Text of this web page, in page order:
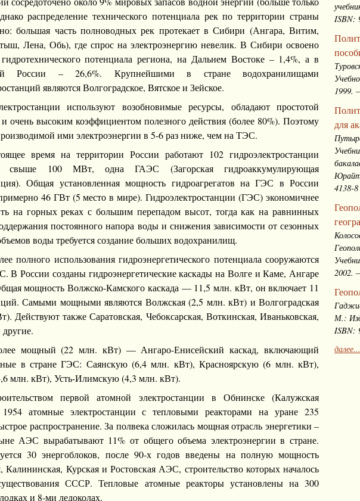
распределение технического потенциала рек по территории страны
большая часть полноводных рек протекает в Сибири (Ангара, Витим,
Лена, Обь), где спрос на электроэнергию невелик. В Сибири освоено
потенциала региона, на Дальнем Востоке – 1,4%, а в
России – 26,6%. Крупнейшими в стране водохранилищами
являются Волгоградское, Вятское и Зейское.
используют возобновимые ресурсы, обладают простотой
очень высоким коэффициентом полезного действия (более 80%). Поэтому
ими электроэнергии в 5-6 раз ниже, чем на ТЭС.
время на территории России работают 102 гидроэлектростанции
свыше 100 МВт, одна ГАЭС (Загорская гидроаккумулирующая
Общая установленная мощность гидроагрегатов на ГЭС в России
46 ГВт (5 место в мире). Гидроэлектростанции (ГЭС) экономичнее
на горных реках с большим перепадом высот, тогда как на равнинных
постоянного напора воды и снижения зависимости от сезонных
воды требуется создание больших водохранилищ.
полного использования гидроэнергетического потенциала сооружаются
В России созданы гидроэнергетические каскады на Волге и Каме, Ангаре
мощность Волжско-Камского каскада — 11,5 млн. кВт, он включает 11
Самыми мощными являются Волжская (2,5 млн. кВт) и Волгоградская
Действуют также Саратовская, Чебоксарская, Воткинская, Иваньковская,
мощный (22 млн. кВт) — Ангаро-Енисейский каскад, включающий
в стране ГЭС: Саянскую (6,4 млн. кВт), Красноярскую (6 млн. кВт),
млн. кВт), Усть-Илимскую (4,3 млн. кВт).
первой атомной электростанции в Обнинске (Калужская
атомные электростанции с тепловыми реакторами на уране 235
распространение. За полвека сложилась мощная отрасль энергетики –
АЭС вырабатывают 11% от общего объема электроэнергии в стране.
30 энергоблоков, после 90-х годов введены на полную мощность
Калининская, Курская и Ростовская АЭС, строительство которых началось
СССР. Тепловые атомные реакторы установлены на 300
и 8-ми ледоколах.
ISBN:
1999.
для
4138-8
2002.
М.:
ISBN:
далее...